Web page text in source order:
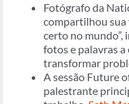
Fotógrafo da
compartilhou sua
certo no mundo”,
fotos e palavras
transformar
A sessão Future
palestrante